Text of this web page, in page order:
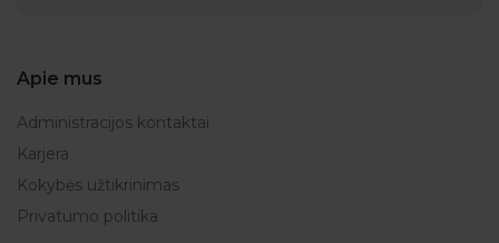
Apie mus
Administracijos kontaktai
Karjera
Kokybės užtikrinimas
Privatumo politika